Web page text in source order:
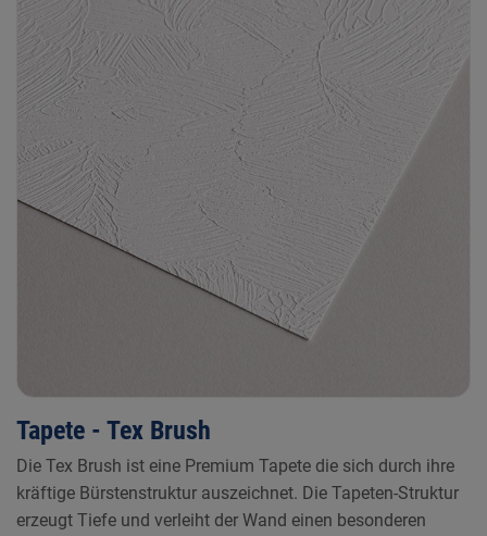
Tapete - Tex Brush
Die Tex Brush ist eine Premium Tapete die sich durch ihre
kräftige Bürstenstruktur auszeichnet. Die Tapeten-Struktur
erzeugt Tiefe und verleiht der Wand einen besonderen